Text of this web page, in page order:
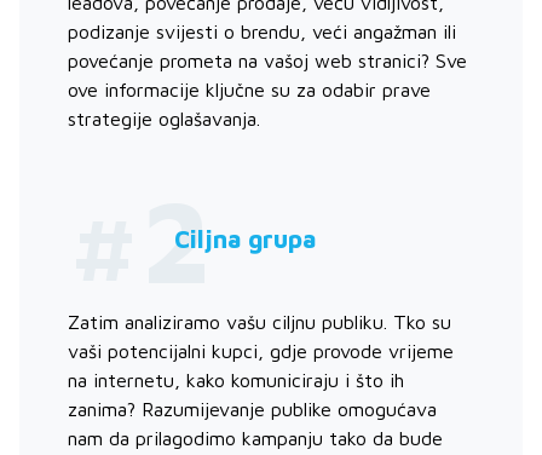
podizanje svijesti o brendu, veći angažman ili
povećanje prometa na vašoj web stranici? Sve
ove informacije ključne su za odabir prave
strategije oglašavanja.
#2Ciljna grupa
Zatim analiziramo vašu ciljnu publiku. Tko su
vaši potencijalni kupci, gdje provode vrijeme
na internetu, kako komuniciraju i što ih
zanima? Razumijevanje publike omogućava
nam da prilagodimo kampanju tako da bude